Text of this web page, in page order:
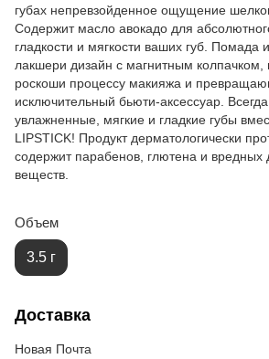
губах непревзойденное ощущение
Содержит масло авокадо для
гладкости и мягкости ваших губ. Помада
лакшери дизайн с магнитным
роскоши процессу макияжа и
исключительный бьюти-аксессуар.
увлажненные, мягкие и гладкие губы
LIPSTICK! Продукт дерматологически
содержит парабенов, глютена и вредных
веществ.
Объем
3.5 г
Доставка
Новая Почта